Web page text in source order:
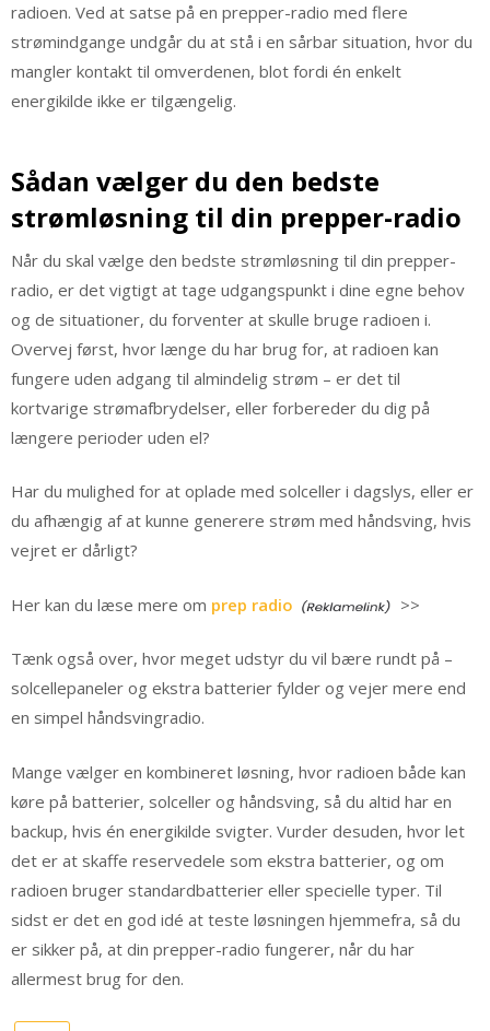
radioen. Ved at satse på en prepper-radio med flere
strømindgange undgår du at stå i en sårbar situation, hvor du
mangler kontakt til omverdenen, blot fordi én enkelt
energikilde ikke er tilgængelig.
Sådan vælger du den bedste
strømløsning til din prepper-radio
Når du skal vælge den bedste strømløsning til din prepper-
radio, er det vigtigt at tage udgangspunkt i dine egne behov
og de situationer, du forventer at skulle bruge radioen i.
Overvej først, hvor længe du har brug for, at radioen kan
fungere uden adgang til almindelig strøm – er det til
kortvarige strømafbrydelser, eller forbereder du dig på
længere perioder uden el?
Har du mulighed for at oplade med solceller i dagslys, eller er
du afhængig af at kunne generere strøm med håndsving, hvis
vejret er dårligt?
Her kan du læse mere om prep radio >>
Tænk også over, hvor meget udstyr du vil bære rundt på –
solcellepaneler og ekstra batterier fylder og vejer mere end
en simpel håndsvingradio.
Mange vælger en kombineret løsning, hvor radioen både kan
køre på batterier, solceller og håndsving, så du altid har en
backup, hvis én energikilde svigter. Vurder desuden, hvor let
det er at skaffe reservedele som ekstra batterier, og om
radioen bruger standardbatterier eller specielle typer. Til
sidst er det en god idé at teste løsningen hjemmefra, så du
er sikker på, at din prepper-radio fungerer, når du har
allermest brug for den.